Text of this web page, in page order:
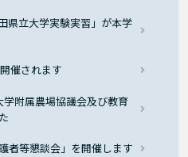
県立大学実験実習」が本学
催されます
附属農場協議会及び教育
者等懇談会」を開催します